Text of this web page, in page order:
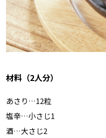
材料（2人分）
あさり…12粒
塩辛…小さじ1
酒…大さじ2